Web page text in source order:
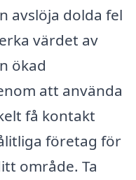
avslöja dolda fel
värdet av
ökad
att använda
få kontakt
företag för
område. Ta